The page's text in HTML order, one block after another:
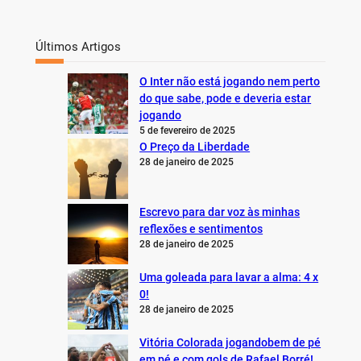
Últimos Artigos
O Inter não está jogando nem perto
do que sabe, pode e deveria estar
jogando
5 de fevereiro de 2025
O Preço da Liberdade
28 de janeiro de 2025
Escrevo para dar voz às minhas
reflexões e sentimentos
28 de janeiro de 2025
Uma goleada para lavar a alma: 4 x
0!
28 de janeiro de 2025
Vitória Colorada jogandobem de pé